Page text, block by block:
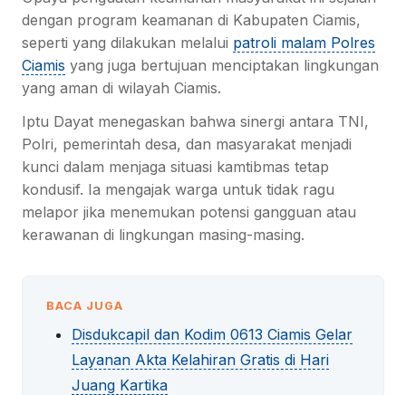
dengan program keamanan di Kabupaten Ciamis,
seperti yang dilakukan melalui patroli malam Polres
Ciamis yang juga bertujuan menciptakan lingkungan
yang aman di wilayah Ciamis.
Iptu Dayat menegaskan bahwa sinergi antara TNI,
Polri, pemerintah desa, dan masyarakat menjadi
kunci dalam menjaga situasi kamtibmas tetap
kondusif. Ia mengajak warga untuk tidak ragu
melapor jika menemukan potensi gangguan atau
kerawanan di lingkungan masing-masing.
BACA JUGA
Disdukcapil dan Kodim 0613 Ciamis Gelar
Layanan Akta Kelahiran Gratis di Hari
Juang Kartika